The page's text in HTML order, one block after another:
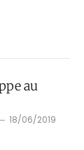
au
18/06/2019